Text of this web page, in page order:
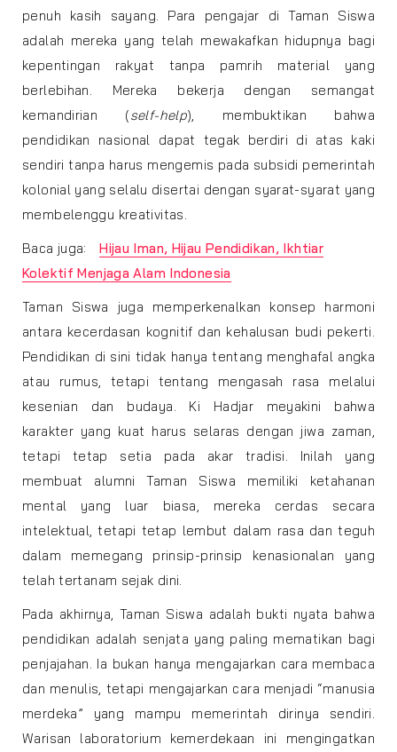
penuh kasih sayang. Para pengajar di Taman Siswa
adalah mereka yang telah mewakafkan hidupnya bagi
kepentingan rakyat tanpa pamrih material yang
berlebihan. Mereka bekerja dengan semangat
kemandirian (self-help), membuktikan bahwa
pendidikan nasional dapat tegak berdiri di atas kaki
sendiri tanpa harus mengemis pada subsidi pemerintah
kolonial yang selalu disertai dengan syarat-syarat yang
membelenggu kreativitas.
Baca juga:
Hijau Iman, Hijau Pendidikan, Ikhtiar
Kolektif Menjaga Alam Indonesia
Taman Siswa juga memperkenalkan konsep harmoni
antara kecerdasan kognitif dan kehalusan budi pekerti.
Pendidikan di sini tidak hanya tentang menghafal angka
atau rumus, tetapi tentang mengasah rasa melalui
kesenian dan budaya. Ki Hadjar meyakini bahwa
karakter yang kuat harus selaras dengan jiwa zaman,
tetapi tetap setia pada akar tradisi. Inilah yang
membuat alumni Taman Siswa memiliki ketahanan
mental yang luar biasa, mereka cerdas secara
intelektual, tetapi tetap lembut dalam rasa dan teguh
dalam memegang prinsip-prinsip kenasionalan yang
telah tertanam sejak dini.
Pada akhirnya, Taman Siswa adalah bukti nyata bahwa
pendidikan adalah senjata yang paling mematikan bagi
penjajahan. Ia bukan hanya mengajarkan cara membaca
dan menulis, tetapi mengajarkan cara menjadi “manusia
merdeka” yang mampu memerintah dirinya sendiri.
Warisan laboratorium kemerdekaan ini mengingatkan